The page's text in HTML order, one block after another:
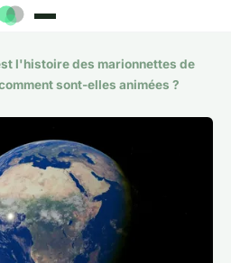
l'histoire des marionnettes de
sont-elles animées ?